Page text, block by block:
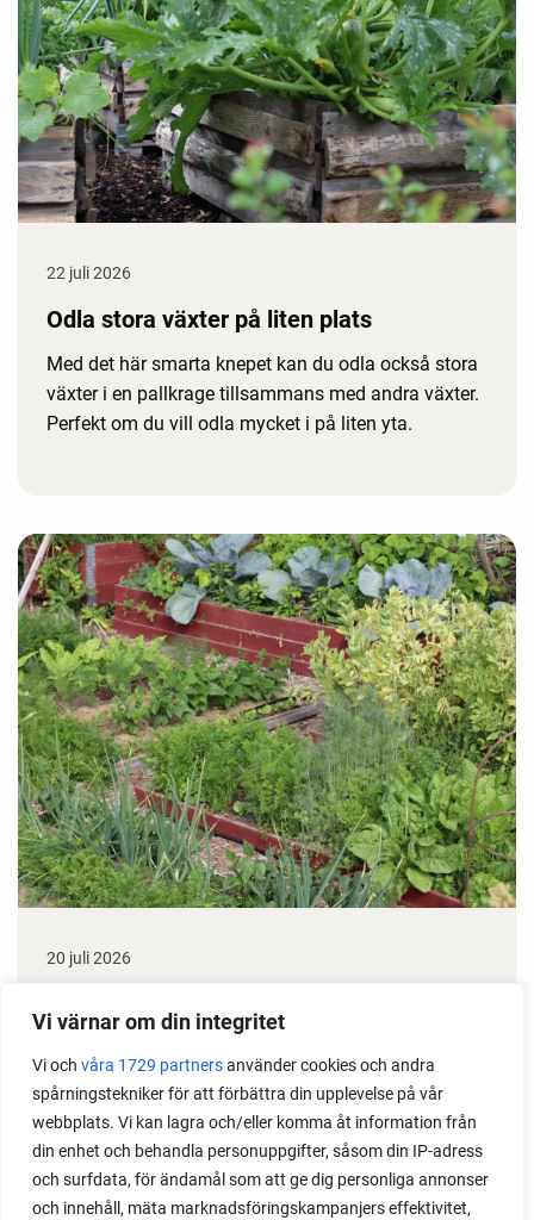
Vi värnar om din integritet
Vi och våra 1729 partnersanvänder cookies och andra
spårningstekniker för att förbättra din upplevelse på vår
webbplats. Vi kan lagra och/eller komma åt information från
din enhet och behandla personuppgifter, såsom din IP-adress
och surfdata, för ändamål som att ge dig personliga annonser
och innehåll, mäta marknadsföringskampanjers effektivitet,
22 juli 2026
Odla stora växter på liten plats
Med det här smarta knepet kan du odla också stora
växter i en pallkrage tillsammans med andra växter.
Perfekt om du vill odla mycket i på liten yta.
20 juli 2026
sätt att röja upp i sin odling? Läs min taktik, som gör
det lätt att hitta motivation och sätta igång.